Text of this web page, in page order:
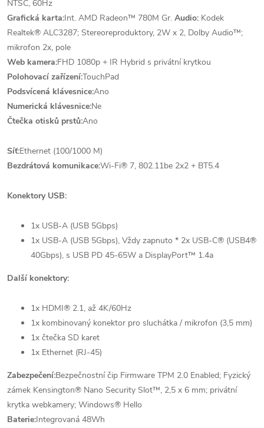
NTSC, 60Hz
Grafická karta:Int. AMD Radeon™ 780M Gr. Audio: Kodek
Realtek® ALC3287; Stereoreproduktory, 2W x 2, Dolby Audio™;
mikrofon 2x, pole
Web kamera:FHD 1080p + IR Hybrid s privátní krytkou
Polohovací zařízení:TouchPad
Podsvícená klávesnice:Ano
Numerická klávesnice:Ne
Čtečka otisků prstů:Ano
Síť:Ethernet (100/1000 M)
Bezdrátová komunikace:Wi-Fi® 7, 802.11be 2x2 + BT5.4
Konektory USB:
1x USB-A (USB 5Gbps)
1x USB-A (USB 5Gbps), Vždy zapnuto * 2x USB-C® (USB4®
40Gbps), s USB PD 45-65W a DisplayPort™ 1.4a
Další konektory:
1x HDMI® 2.1, až 4K/60Hz
1x kombinovaný konektor pro sluchátka / mikrofon (3,5 mm)
1x čtečka SD karet
1x Ethernet (RJ-45)
Zabezpečení:Bezpečnostní čip Firmware TPM 2.0 Enabled; Fyzický
zámek Kensington® Nano Security Slot™, 2,5 x 6 mm; privátní
krytka webkamery; Windows® Hello
Baterie:Integrovaná 48Wh